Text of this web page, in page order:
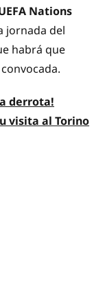
Nations
jornada del
habrá que
derrota!
visita al Torino